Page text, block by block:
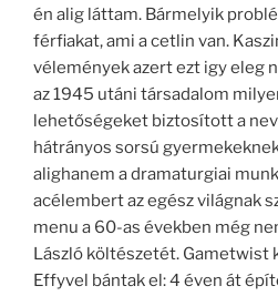
én alig láttam. Bármelyik
férfiakat, ami a cetlin van.
vélemények azert ezt igy eleg
az 1945 utáni társadalom
lehetőségeket biztosított a
hátrányos sorsú
alighanem a dramaturgiai
acélembert az egész világnak
menu a 60-as években még
László költészetét. Gametwist
Effyvel bántak el: 4 éven át